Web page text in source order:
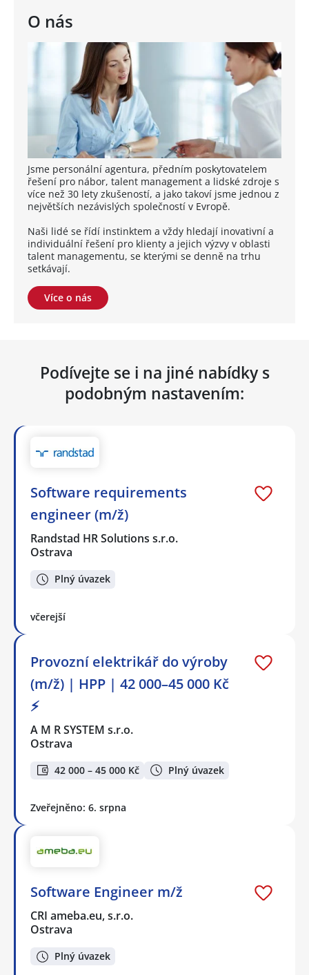
O nás
Jsme personální agentura, předním poskytovatelem
řešení pro nábor, talent management a lidské zdroje s
více než 30 lety zkušeností, a jako takoví jsme jednou z
největších nezávislých společností v Evropě.
Naši lidé se řídí instinktem a vždy hledají inovativní a
individuální řešení pro klienty a jejich výzvy v oblasti
talent managementu, se kterými se denně na trhu
setkávají.
Více o nás
Podívejte se i na jiné nabídky s
podobným nastavením:
Software requirements
engineer (m/ž)
Randstad HR Solutions s.r.o.
Ostrava
Plný úvazek
včerejší
Provozní elektrikář do výroby
(m/ž) | HPP | 42 000–45 000 Kč
⚡
A M R SYSTEM s.r.o.
Ostrava
42 000 – 45 000 Kč Plný úvazek
Zveřejněno: 6. srpna
Software Engineer m/ž
CRI ameba.eu, s.r.o.
Ostrava
Plný úvazek